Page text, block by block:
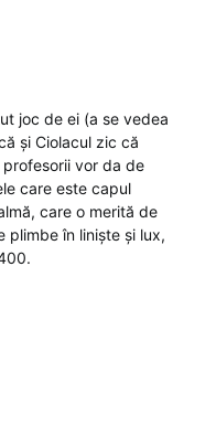
joc de ei (a se vedea
și Ciolacul zic că
vor da de
care este capul
care o merită de
plimbe în liniște și lux,